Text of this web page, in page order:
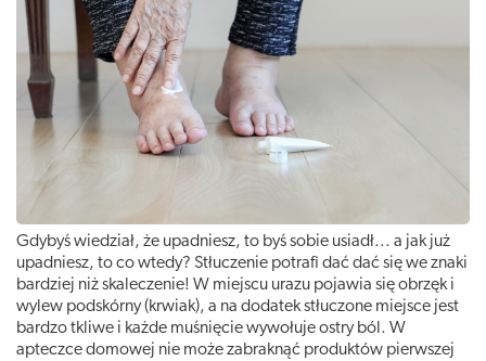
Gdybyś wiedział, że upadniesz, to byś sobie usiadł... a jak już
upadniesz, to co wtedy? Stłuczenie potrafi dać dać się we znaki
bardziej niż skaleczenie! W miejscu urazu pojawia się obrzęk i
wylew podskórny (krwiak), a na dodatek stłuczone miejsce jest
bardzo tkliwe i każde muśnięcie wywołuje ostry ból. W
apteczce domowej nie może zabraknąć produktów pierwszej